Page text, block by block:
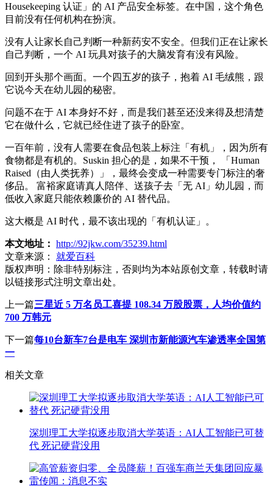
Housekeeping 认证」的 AI 产品安全标签。在中国，这个角色
目前没有任何机构在扮演。
没有人让家长自己判断一种新药安不安全。但我们正在让家长
自己判断，一个 AI 玩具对孩子的大脑发育有没有风险。
回到开头那个画面。一个四五岁的孩子，抱着 AI 毛绒熊，跟
它说今天在幼儿园的秘密。
问题不在于 AI 本身好不好，而是我们甚至还没来得及想清楚
它在做什么，它就已经住进了孩子的卧室。
一百年前，没有人需要在食品包装上标注「有机」，因为所有
食物都是有机的。Suskin 担心的是，如果不干预， 「Human
Raised（由人类抚养）」，最终会变成一种需要专门标注的奢
侈品。 富裕家庭请真人陪伴、送孩子去「无 AI」幼儿园，而
低收入家庭只能依赖廉价的 AI 替代品。
这大概是 AI 时代，最不该出现的「有机认证」。
本文地址： http://92jkw.com/35239.html
文章来源：
就爱百科
版权声明： 除非特别标注，否则均为本站原创文章，转载时请
以链接形式注明文章出处。
上一篇三星近 5 万名员工喜提 108.34 万股股票，人均价值约
700 万韩元
下一篇每10台新车7台是电车 深圳市新能源汽车渗透率全国第
一
相关文章
深圳理工大学拟逐步取消大学英语：AI人工智能已可替
代 死记硬背没用